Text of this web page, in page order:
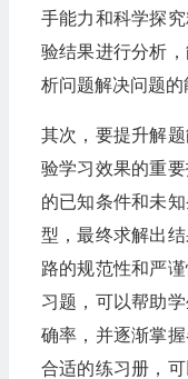
手能力和科学探
验结果进行分析
析问题解决问题的
其次，要提升解
验学习效果的重
的已知条件和未
型，最终求解出
路的规范性和严
习题，可以帮助
确率，并逐渐掌
合适的练习册，